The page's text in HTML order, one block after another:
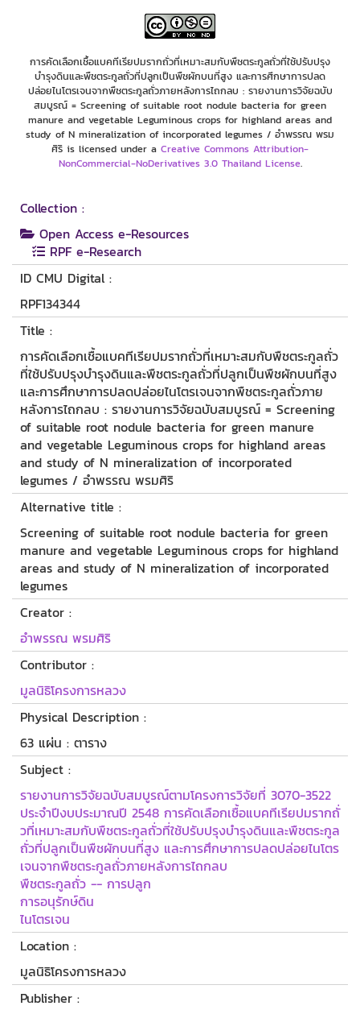
การคัดเลือกเชื้อแบคทีเรียปมรากถั่วที่เหมาะสมกับพืชตระกูลถั่วที่ใช้ปรับปรุง
บำรุงดินและพืชตระกูลถั่วที่ปลูกเป็นพืชผักบนที่สูง และการศึกษาการปลด
ปล่อยไนโตรเจนจากพืชตระกูลถั่วภายหลังการไถกลบ : รายงานการวิจัยฉบับ
สมบูรณ์ = Screening of suitable root nodule bacteria for green
manure and vegetable Leguminous crops for highland areas and
study of N mineralization of incorporated legumes / อำพรรณ พรม
ศิริ is licensed under a Creative Commons Attribution-
NonCommercial-NoDerivatives 3.0 Thailand License.
Collection :
Open Access e-Resources
RPF e-Research
ID CMU Digital :
RPF134344
Title :
การคัดเลือกเชื้อแบคทีเรียปมรากถั่วที่เหมาะสมกับพืชตระกูลถั่ว
ที่ใช้ปรับปรุงบำรุงดินและพืชตระกูลถั่วที่ปลูกเป็นพืชผักบนที่สูง
และการศึกษาการปลดปล่อยไนโตรเจนจากพืชตระกูลถั่วภาย
หลังการไถกลบ : รายงานการวิจัยฉบับสมบูรณ์ = Screening
of suitable root nodule bacteria for green manure
and vegetable Leguminous crops for highland areas
and study of N mineralization of incorporated
legumes / อำพรรณ พรมศิริ
Alternative title :
Screening of suitable root nodule bacteria for green
manure and vegetable Leguminous crops for highland
areas and study of N mineralization of incorporated
legumes
Creator :
อำพรรณ พรมศิริ
Contributor :
มูลนิธิโครงการหลวง
Physical Description :
63 แผ่น : ตาราง
Subject :
รายงานการวิจัยฉบับสมบูรณ์ตามโครงการวิจัยที่ 3070-3522
ประจำปีงบประมาณปี 2548 การคัดเลือกเชื้อแบคทีเรียปมรากถั่
วที่เหมาะสมกับพืชตระกูลถั่วที่ใช้ปรับปรุงบำรุงดินและพืชตระกูล
ถั่วที่ปลูกเป็นพืชผักบนที่สูง และการศึกษาการปลดปล่อยไนโตร
เจนจากพืชตระกูลถั่วภายหลังการไถกลบ
พืชตระกูลถั่ว -- การปลูก
การอนุรักษ์ดิน
ไนโตรเจน
Location :
มูลนิธิโครงการหลวง
Publisher :